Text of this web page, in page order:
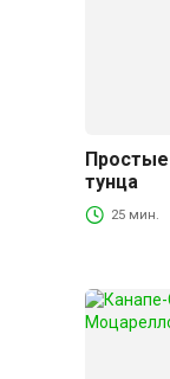
Простые
тунца
25 мин.